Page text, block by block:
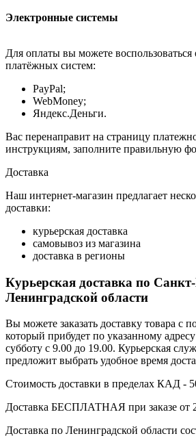
Электронные системы
Для оплаты вы можете
платёжных систем:
PayPal;
WebMoney;
Яндекс.Деньги.
Вас перенаправит на страницу
инструкциям, заполните правильную
Доставка
Наш интернет-магазин предлагает
доставки:
курьерская доставка
самовывоз из магазина
доставка в регионы
Курьерская доставка по
Ленинградской области
Вы можете заказать доставку товара с
который прибудет по указанному
субботу с 9.00 до 19.00. Курьерская
предложит выбрать удобное время
Стоимость доставки в пределах КАД -
Доставка БЕСПЛАТНАЯ при заказе от
Доставка по Ленинградской области